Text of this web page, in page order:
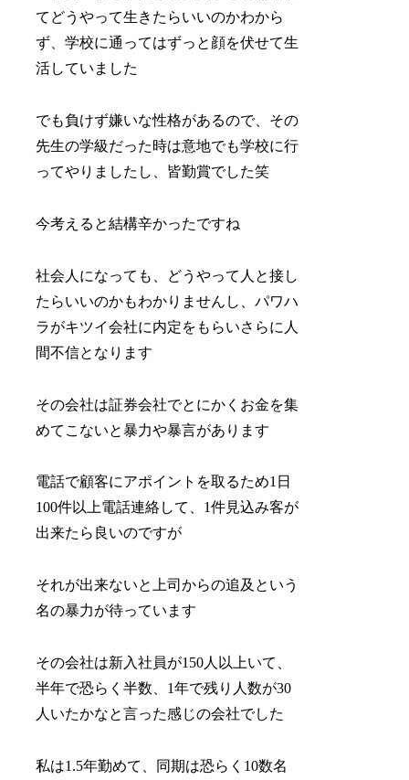
てどうやって生きたらいいのかわから
ず、学校に通ってはずっと顔を伏せて生
活していました
でも負けず嫌いな性格があるので、その
先生の学級だった時は意地でも学校に行
ってやりましたし、皆勤賞でした笑
今考えると結構辛かったですね
社会人になっても、どうやって人と接し
たらいいのかもわかりませんし、パワハ
ラがキツイ会社に内定をもらいさらに人
間不信となります
その会社は証券会社でとにかくお金を集
めてこないと暴力や暴言があります
電話で顧客にアポイントを取るため1日
100件以上電話連絡して、1件見込み客が
出来たら良いのですが
それが出来ないと上司からの追及という
名の暴力が待っています
その会社は新入社員が150人以上いて、
半年で恐らく半数、1年で残り人数が30
人いたかなと言った感じの会社でした
私は1.5年勤めて、同期は恐らく10数名